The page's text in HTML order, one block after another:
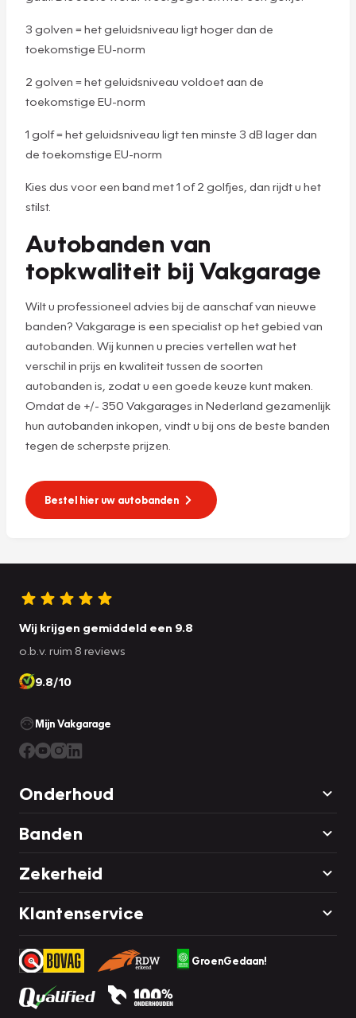
3 golven = het geluidsniveau ligt hoger dan de
toekomstige EU-norm
2 golven = het geluidsniveau voldoet aan de
toekomstige EU-norm
1 golf = het geluidsniveau ligt ten minste 3 dB lager dan
de toekomstige EU-norm
Kies dus voor een band met 1 of 2 golfjes, dan rijdt u het
stilst.
Autobanden van
topkwaliteit bij Vakgarage
Wilt u professioneel advies bij de aanschaf van nieuwe
banden? Vakgarage is een specialist op het gebied van
autobanden. Wij kunnen u precies vertellen wat het
verschil in prijs en kwaliteit tussen de soorten
autobanden is, zodat u een goede keuze kunt maken.
Omdat de +/- 350 Vakgarages in Nederland gezamenlijk
hun autobanden inkopen, vindt u bij ons de beste banden
tegen de scherpste prijzen.
Bestel hier uw autobanden
Wij krijgen gemiddeld een 9.8
o.b.v. ruim 8 reviews
9.8/10
Mijn Vakgarage
Onderhoud
Banden
Zekerheid
Klantenservice
GroenGedaan!